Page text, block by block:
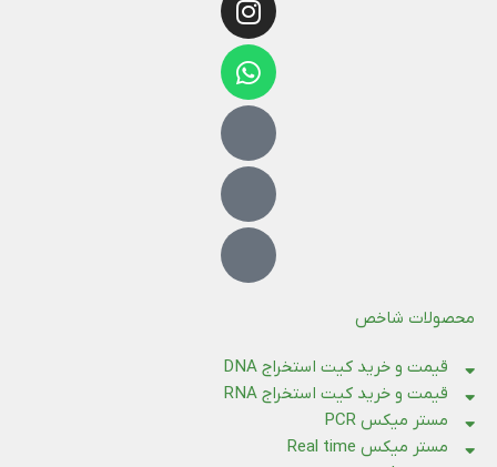
محصولات شاخص
قیمت و خرید کیت استخراج DNA
قیمت و خرید کیت استخراج RNA
مستر میکس PCR
مستر میکس Real time